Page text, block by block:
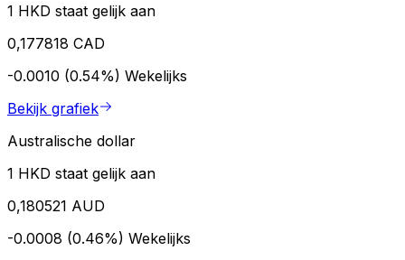
1 HKD staat gelijk aan
0,177818 CAD
-0.0010 (0.54%) Wekelijks
Bekijk grafiek
Australische dollar
1 HKD staat gelijk aan
0,180521 AUD
-0.0008 (0.46%) Wekelijks